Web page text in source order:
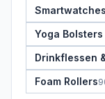
Yoga
Drinkflessen
Foam Rollers